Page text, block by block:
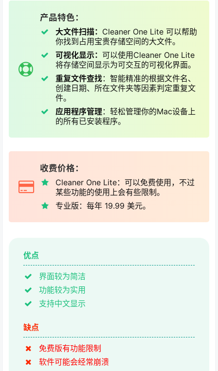
产品特色：
大文件扫描： Cleaner One Lite 可以帮助
你找到占用宝贵存储空间的大文件。
可视化显示： 可以使用Cleaner One Lite
将存储空间显示为可交互的可视化界面。
重复文件查找：智能精准的根据文件名、
创建日期、所在文件夹等因素判定重复文
件。
应用程序管理 ：轻松管理你的Mac设备上
的所有已安装程序。
收费价格：
Cleaner One Lite：可以免费使用，不过
某些功能的使用上会有些限制。
专业版：每年 19.99 美元。
优点
界面较为简洁
功能较为实用
支持中文显示
缺点
免费版有功能限制
软件可能会经常崩溃